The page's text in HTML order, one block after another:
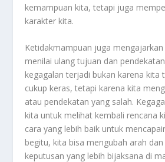
kemampuan kita, tetapi juga
karakter kita.
Ketidakmampuan juga
menilai ulang tujuan dan
kegagalan terjadi bukan karena kita
cukup keras, tetapi karena kita
atau pendekatan yang salah.
kita untuk melihat kembali rencana
cara yang lebih baik untuk
begitu, kita bisa mengubah arah
keputusan yang lebih bijaksana di